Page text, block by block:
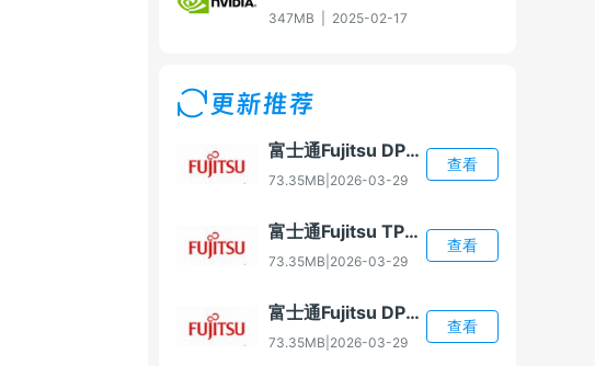
347MB 2025-02-17
更新推荐
富士通Fujitsu DPK1588 打印机驱动
73.35MB 2026-03-29
查看
富士通Fujitsu TPS3500 打印机驱动
73.35MB 2026-03-29
查看
富士通Fujitsu DPK6635K 打印机驱动
73.35MB 2026-03-29
查看